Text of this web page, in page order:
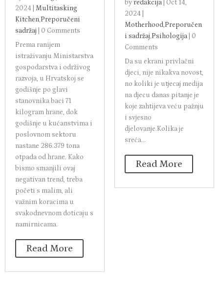
2024
Multitasking
Kitchen,Preporučeni
sadržaj
0 Comments
Prema ranijem
istraživanju Ministarstva
gospodarstva i održivog
razvoja, u Hrvatskoj se
godišnje po glavi
stanovnika baci 71
kilogram hrane, dok
godišnje u kućanstvima i
poslovnom sektoru
nastane 286.379 tona
otpada od hrane. Kako
bismo smanjili ovaj
negativan trend, treba
početi s malim, ali
važnim koracima u
svakodnevnom doticaju s
namirnicama.
Read More
by redakcija
Oct 14,
2024
Motherhood,Preporučen
i sadržaj,Psihologija
0
Comments
Da su ekrani privlačni
djeci, nije nikakva novost,
no koliki je utjecaj medija
na djecu danas pitanje je
koje zahtijeva veću pažnju
i svjesno
djelovanje.Kolika je
sreća...
Read More